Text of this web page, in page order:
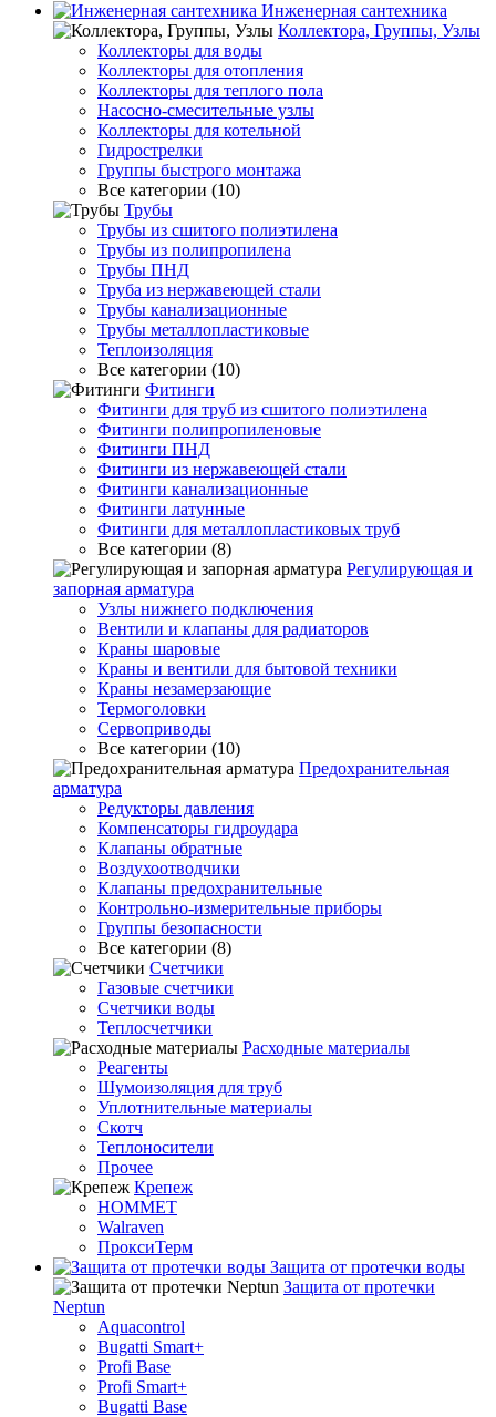
Инженерная сантехника
Коллектора, Группы, Узлы
Коллекторы для воды
Коллекторы для отопления
Коллекторы для теплого пола
Насосно-смесительные узлы
Коллекторы для котельной
Гидрострелки
Группы быстрого монтажа
Все категории (10)
Трубы
Трубы из сшитого полиэтилена
Трубы из полипропилена
Трубы ПНД
Труба из нержавеющей стали
Трубы канализационные
Трубы металлопластиковые
Теплоизоляция
Все категории (10)
Фитинги
Фитинги для труб из сшитого полиэтилена
Фитинги полипропиленовые
Фитинги ПНД
Фитинги из нержавеющей стали
Фитинги канализационные
Фитинги латунные
Фитинги для металлопластиковых труб
Все категории (8)
Регулирующая и
запорная арматура
Узлы нижнего подключения
Вентили и клапаны для радиаторов
Краны шаровые
Краны и вентили для бытовой техники
Краны незамерзающие
Термоголовки
Сервоприводы
Все категории (10)
Предохранительная
арматура
Редукторы давления
Компенсаторы гидроудара
Клапаны обратные
Воздухоотводчики
Клапаны предохранительные
Контрольно-измерительные приборы
Группы безопасности
Все категории (8)
Счетчики
Газовые счетчики
Счетчики воды
Теплосчетчики
Расходные материалы
Реагенты
Шумоизоляция для труб
Уплотнительные материалы
Скотч
Теплоносители
Прочее
Крепеж
HOMMET
Walraven
ПроксиТерм
Защита от протечки воды
Защита от протечки
Neptun
Aquacontrol
Bugatti Smart+
Profi Base
Profi Smart+
Bugatti Base